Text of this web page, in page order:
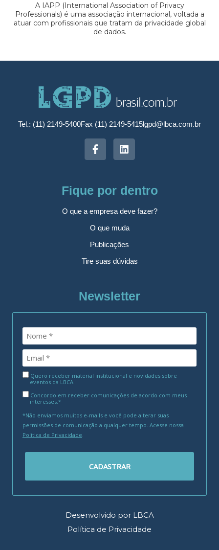
A IAPP (International Association of Privacy
Professionals) é uma associação internacional, voltada a
atuar com profissionais que tratam da privacidade global
de dados.
Tel.: (11) 2149-5400Fax (11) 2149-5415lgpd@lbca.com.br
Fique por dentro
O que a empresa deve fazer?
O que muda
Publicações
Tire suas dúvidas
Newsletter
Quero receber material institucional e novidades sobre
eventos da LBCA
Concordo em receber comunicações de acordo com meus
interesses.*
*Não enviamos muitos e-mails e você pode alterar suas
permissões de comunicação a qualquer tempo. Acesse nossa
Política de Privacidade.
CADASTRAR
Desenvolvido por LBCA
Política de Privacidade